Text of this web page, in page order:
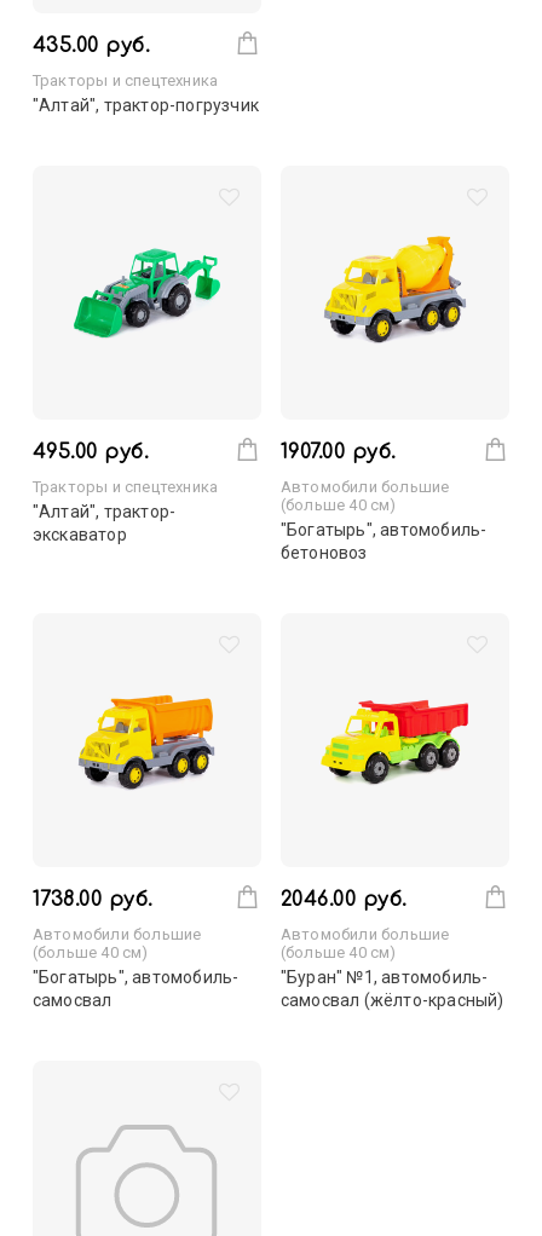
435.00 руб.
Тракторы и спецтехника
"Алтай", трактор-погрузчик
495.00 руб.
Тракторы и спецтехника
"Алтай", трактор-
экскаватор
1907.00 руб.
Автомобили большие
(больше 40 см)
"Богатырь", автомобиль-
бетоновоз
1738.00 руб.
Автомобили большие
(больше 40 см)
"Богатырь", автомобиль-
самосвал
2046.00 руб.
Автомобили большие
(больше 40 см)
"Буран" №1, автомобиль-
самосвал (жёлто-красный)